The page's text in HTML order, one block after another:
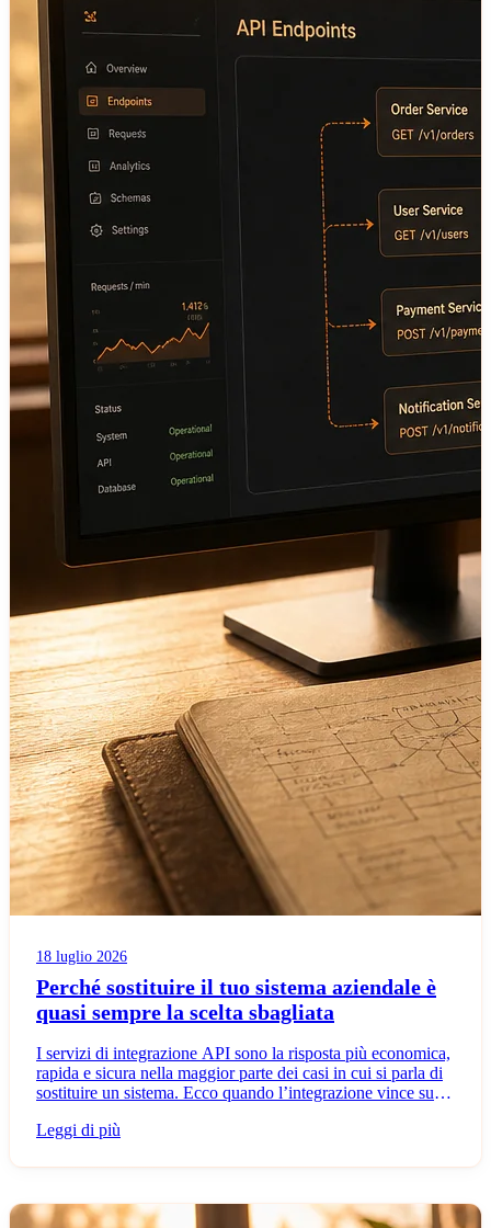
18 luglio 2026
Perché sostituire il tuo sistema aziendale è
quasi sempre la scelta sbagliata
I servizi di integrazione API sono la risposta più economica,
rapida e sicura nella maggior parte dei casi in cui si parla di
sostituire un sistema. Ecco quando l’integrazione vince sulla
Leggi di più